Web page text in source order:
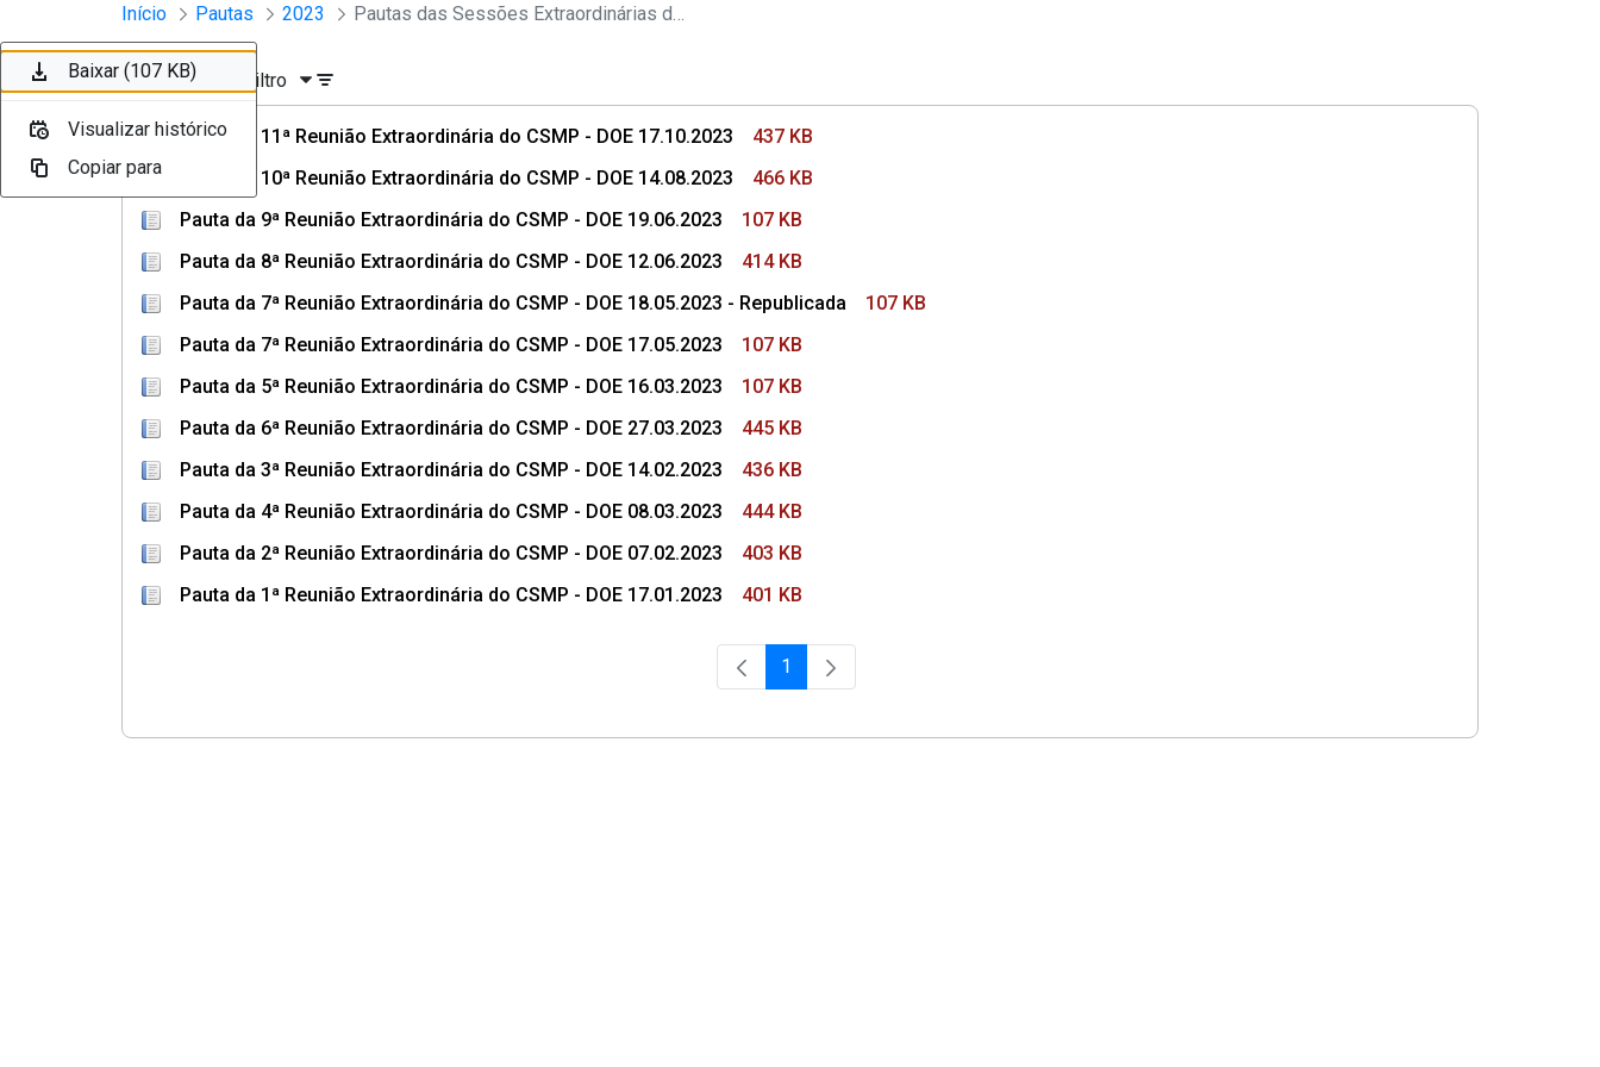
Pular para o Conteúdo principal
Sessões e Reuniões - Documentos Conselho Superior
Início Pautas 2023 Pautas das Sessões Extraordinárias do CSMP
Ordenar Filtro
Pauta da 11ª Reunião Extraordinária do CSMP - DOE 17.10.2023
437 KB
Pauta da 10ª Reunião Extraordinária do CSMP - DOE 14.08.2023
466 KB
Pauta da 9ª Reunião Extraordinária do CSMP - DOE 19.06.2023
107 KB
Pauta da 8ª Reunião Extraordinária do CSMP - DOE 12.06.2023
414 KB
Pauta da 7ª Reunião Extraordinária do CSMP - DOE 18.05.2023 - Republicada
107 KB
Pauta da 7ª Reunião Extraordinária do CSMP - DOE 17.05.2023
107 KB
Pauta da 5ª Reunião Extraordinária do CSMP - DOE 16.03.2023
107 KB
Pauta da 6ª Reunião Extraordinária do CSMP - DOE 27.03.2023
445 KB
Pauta da 3ª Reunião Extraordinária do CSMP - DOE 14.02.2023
436 KB
Pauta da 4ª Reunião Extraordinária do CSMP - DOE 08.03.2023
444 KB
Pauta da 2ª Reunião Extraordinária do CSMP - DOE 07.02.2023
403 KB
Pauta da 1ª Reunião Extraordinária do CSMP - DOE 17.01.2023
401 KB
Página
1
Baixar (437 KB)
Visualizar histórico
Copiar para
Baixar (466 KB)
Visualizar histórico
Copiar para
Baixar (107 KB)
Visualizar histórico
Copiar para
Baixar (414 KB)
Visualizar histórico
Copiar para
Baixar (107 KB)
Visualizar histórico
Copiar para
Baixar (107 KB)
Visualizar histórico
Copiar para